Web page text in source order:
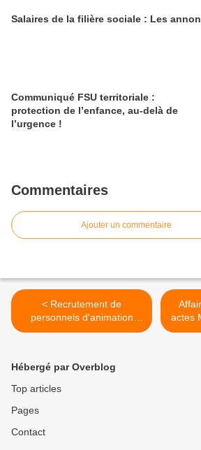
Salaires de la filière sociale : Les
Communiqué FSU territoriale :
protection de l’enfance, au-delà de
l’urgence !
Commentaires
Ajouter un commentaire
< Recrutement de
personnels d'animation
effectué par les REV pour
pousser !!!
actes
Hébergé par Overblog
Top articles
Pages
Contact